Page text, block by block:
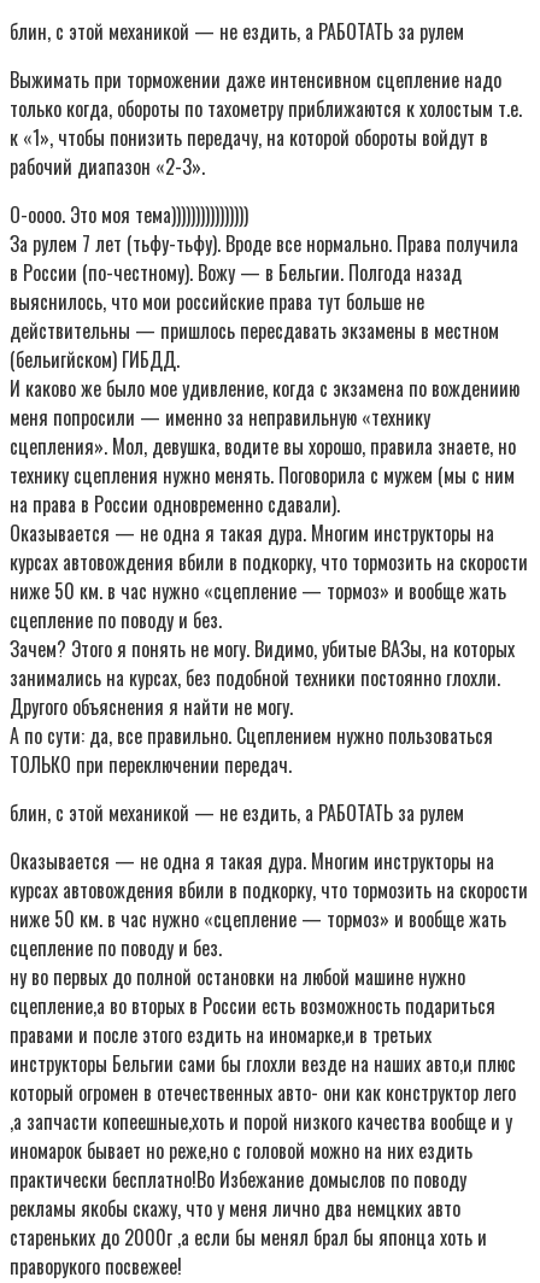
блин, с этой механикой — не ездить, а РАБОТАТЬ за рулем
Выжимать при торможении даже интенсивном сцепление надо
только когда, обороты по тахометру приближаются к холостым т.е.
к «1», чтобы понизить передачу, на которой обороты войдут в
рабочий диапазон «2-3».
О-оооо. Это моя тема))))))))))))))))
За рулем 7 лет (тьфу-тьфу). Вроде все нормально. Права получила
в России (по-честному). Вожу — в Бельгии. Полгода назад
выяснилось, что мои российские права тут больше не
действительны — пришлось пересдавать экзамены в местном
(бельигйском) ГИБДД.
И каково же было мое удивление, когда с экзамена по вождениию
меня попросили — именно за неправильную «технику
сцепления». Мол, девушка, водите вы хорошо, правила знаете, но
технику сцепления нужно менять. Поговорила с мужем (мы с ним
на права в России одновременно сдавали).
Оказывается — не одна я такая дура. Многим инструкторы на
курсах автовождения вбили в подкорку, что тормозить на скорости
ниже 50 км. в час нужно «сцепление — тормоз» и вообще жать
сцепление по поводу и без.
Зачем? Этого я понять не могу. Видимо, убитые ВАЗы, на которых
занимались на курсах, без подобной техники постоянно глохли.
Другого объяснения я найти не могу.
А по сути: да, все правильно. Сцеплением нужно пользоваться
ТОЛЬКО при переключении передач.
блин, с этой механикой — не ездить, а РАБОТАТЬ за рулем
Оказывается — не одна я такая дура. Многим инструкторы на
курсах автовождения вбили в подкорку, что тормозить на скорости
ниже 50 км. в час нужно «сцепление — тормоз» и вообще жать
сцепление по поводу и без.
ну во первых до полной остановки на любой машине нужно
сцепление,а во вторых в России есть возможность подариться
правами и после этого ездить на иномарке,и в третьих
инструкторы Бельгии сами бы глохли везде на наших авто,и плюс
который огромен в отечественных авто- они как конструктор лего
,а запчасти копеешные,хоть и порой низкого качества вообще и у
иномарок бывает но реже,но с головой можно на них ездить
практически бесплатно!Во Избежание домыслов по поводу
рекламы якобы скажу, что у меня лично два немцких авто
стареньких до 2000г ,а если бы менял брал бы японца хоть и
праворукого посвежее!